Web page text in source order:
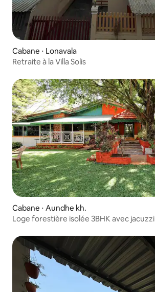
Cabane ⋅ Lonavala
Retraite à la Villa Solis
Cabane ⋅ Aundhe kh.
Loge forestière isolée 3BHK avec jacuzzi